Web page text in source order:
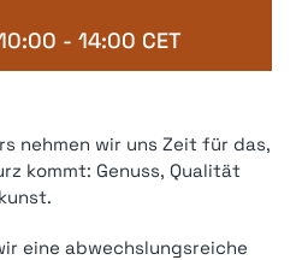
- 14:00 CET
nehmen wir uns Zeit für das,
kommt: Genuss, Qualität
eine abwechslungsreiche